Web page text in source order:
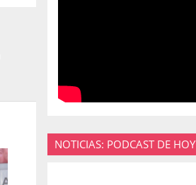
NOTICIAS: PODCAST DE HOY